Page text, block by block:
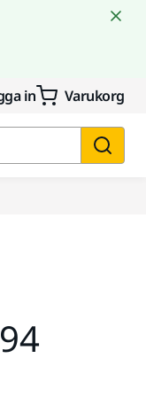
in Varukorg